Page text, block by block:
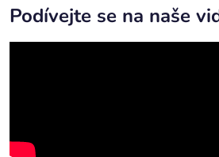
Podívejte se na naše